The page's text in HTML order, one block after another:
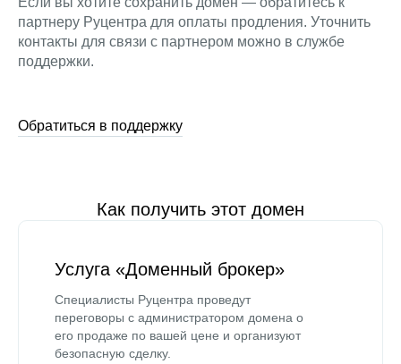
партнеру Руцентра для оплаты продления. Уточнить
контакты для связи с партнером можно в службе
поддержки.
Обратиться в поддержку
Как получить этот домен
Услуга «Доменный брокер»
Специалисты Руцентра проведут
переговоры с администратором домена о
его продаже по вашей цене и организуют
безопасную сделку.